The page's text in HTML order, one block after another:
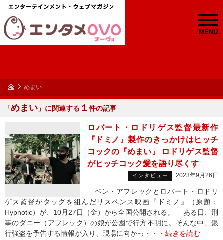
MENU
めまい
「めまい 」に関連する １ 件の記事
ロバート・ロドリゲス監督最新作
『ドミノ』製作のきっかけはヒッチ
コックの『めまい』 ロドリゲス監督
がヒッチコック愛を語り尽くす
インタビュー 2023年9月26日
ベン・アフレックとロバート・ロドリ
ゲス監督がタッグを組んだサスペンス映画『ドミノ』（原題：
Hypnotic）が、10月27日（金）から全国公開される。 ある日、刑
事のダニー（アフレック）の娘が公園で行方不明に。そんな中、銀
行強盗を予告する情報が入り、現場に向かっ・・・ 続きを読む